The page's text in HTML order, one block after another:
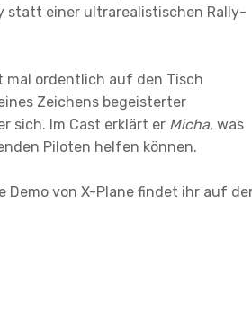
statt einer ultrarealistischen Rally-
ordentlich auf den Tisch
Zeichens begeisterter
sich. Im Cast erklärt er Micha, was
Piloten helfen können.
Demo von X-Plane findet ihr auf